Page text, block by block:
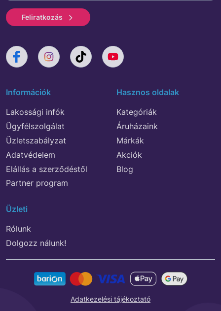
Feliratkozás
Információk
Lakossági infók
Ügyfélszolgálat
Üzletszabályzat
Adatvédelem
Elállás a szerződéstől
Partner program
Hasznos oldalak
Kategóriák
Áruházaink
Márkák
Akciók
Blog
Üzleti
Rólunk
Dolgozz nálunk!
Adatkezelési tájékoztató